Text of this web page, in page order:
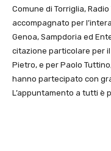
Comune di Torriglia,
accompagnato per
Genoa, Sampdoria ed
citazione particolare per il
Pietro, e per Paolo
hanno partecipato con
L’appuntamento a tutti è